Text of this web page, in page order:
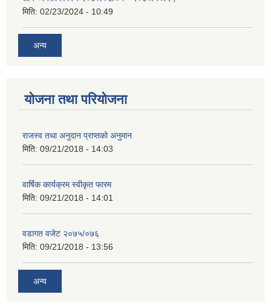
मिति: 02/23/2024 - 10:49
अन्य
योजना तथा परियोजना
राजस्व तथा अनुदान प्राप्तको अनुमान
मिति: 09/21/2018 - 14:03
वार्षिक कार्यक्रम स्वीकृत फारम
मिति: 09/21/2018 - 14:01
वडागत वजेट २०७५/०७६
मिति: 09/21/2018 - 13:56
अन्य